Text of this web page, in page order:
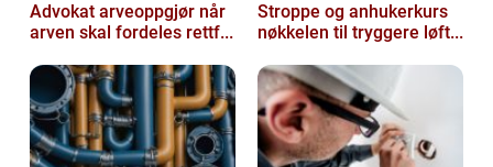
Advokat arveoppgjør når
arven skal fordeles rettf...
Stroppe og anhukerkurs
nøkkelen til tryggere løft...